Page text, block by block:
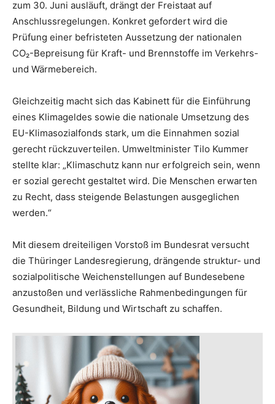
zum 30. Juni ausläuft, drängt der Freistaat auf
Anschlussregelungen. Konkret gefordert wird die
Prüfung einer befristeten Aussetzung der nationalen
CO₂-Bepreisung für Kraft- und Brennstoffe im Verkehrs-
und Wärmebereich.
Gleichzeitig macht sich das Kabinett für die Einführung
eines Klimageldes sowie die nationale Umsetzung des
EU-Klimasozialfonds stark, um die Einnahmen sozial
gerecht rückzuverteilen. Umweltminister Tilo Kummer
stellte klar: „Klimaschutz kann nur erfolgreich sein, wenn
er sozial gerecht gestaltet wird. Die Menschen erwarten
zu Recht, dass steigende Belastungen ausgeglichen
werden.“
Mit diesem dreiteiligen Vorstoß im Bundesrat versucht
die Thüringer Landesregierung, drängende struktur- und
sozialpolitische Weichenstellungen auf Bundesebene
anzustoßen und verlässliche Rahmenbedingungen für
Gesundheit, Bildung und Wirtschaft zu schaffen.